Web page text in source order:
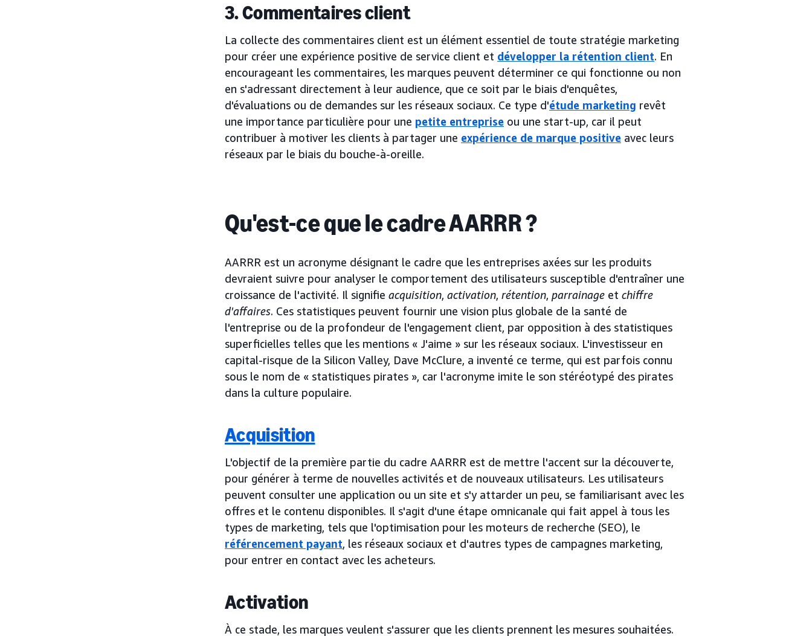
3. Commentaires client
La collecte des commentaires client est un élément essentiel de toute stratégie marketing
pour créer une expérience positive de service client et développer la rétention client. En
encourageant les commentaires, les marques peuvent déterminer ce qui fonctionne ou non
en s'adressant directement à leur audience, que ce soit par le biais d'enquêtes,
d'évaluations ou de demandes sur les réseaux sociaux. Ce type d'étude marketing revêt
une importance particulière pour une petite entreprise ou une start-up, car il peut
contribuer à motiver les clients à partager une expérience de marque positive avec leurs
réseaux par le biais du bouche-à-oreille.
Qu'est-ce que le cadre AARRR ?
AARRR est un acronyme désignant le cadre que les entreprises axées sur les produits
devraient suivre pour analyser le comportement des utilisateurs susceptible d'entraîner une
croissance de l'activité. Il signifie acquisition, activation, rétention, parrainage et chiffre
d'affaires. Ces statistiques peuvent fournir une vision plus globale de la santé de
l'entreprise ou de la profondeur de l'engagement client, par opposition à des statistiques
superficielles telles que les mentions « J'aime » sur les réseaux sociaux. L'investisseur en
capital-risque de la Silicon Valley, Dave McClure, a inventé ce terme, qui est parfois connu
sous le nom de « statistiques pirates », car l'acronyme imite le son stéréotypé des pirates
dans la culture populaire.
Acquisition
L'objectif de la première partie du cadre AARRR est de mettre l'accent sur la découverte,
pour générer à terme de nouvelles activités et de nouveaux utilisateurs. Les utilisateurs
peuvent consulter une application ou un site et s'y attarder un peu, se familiarisant avec les
offres et le contenu disponibles. Il s'agit d'une étape omnicanale qui fait appel à tous les
types de marketing, tels que l'optimisation pour les moteurs de recherche (SEO), le
référencement payant, les réseaux sociaux et d'autres types de campagnes marketing,
pour entrer en contact avec les acheteurs.
Activation
À ce stade, les marques veulent s'assurer que les clients prennent les mesures souhaitées.